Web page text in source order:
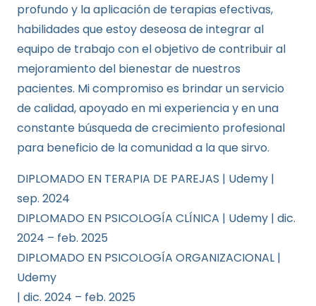
profundo y la aplicación de terapias efectivas,
habilidades que estoy deseosa de integrar al
equipo de trabajo con el objetivo de contribuir al
mejoramiento del bienestar de nuestros
pacientes. Mi compromiso es brindar un servicio
de calidad, apoyado en mi experiencia y en una
constante búsqueda de crecimiento profesional
para beneficio de la comunidad a la que sirvo.
DIPLOMADO EN TERAPIA DE PAREJAS | Udemy |
sep. 2024
DIPLOMADO EN PSICOLOGÍA CLÍNICA | Udemy | dic.
2024 – feb. 2025
DIPLOMADO EN PSICOLOGÍA ORGANIZACIONAL |
Udemy
| dic. 2024 – feb. 2025